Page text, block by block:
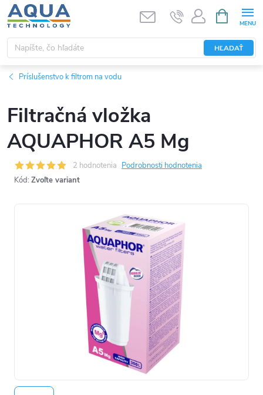
Prejsť
na
obsah
HĽADAŤ
KOŠÍK
Príslušenstvo k filtrom na vodu
Filtračná vložka
AQUAPHOR A5 Mg
2 hodnotenia Podrobnosti hodnotenia
Kód: Zvoľte variant